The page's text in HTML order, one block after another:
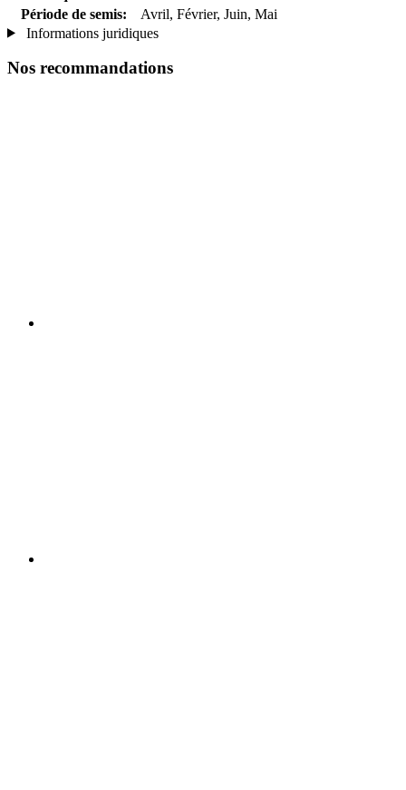
Période de semis:
Avril, Février, Juin, Mai
Informations juridiques
Nos recommandations